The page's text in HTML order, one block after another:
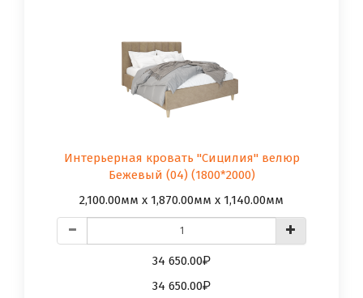
Интерьерная кровать "Сицилия" велюр
Бежевый (04) (1800*2000)
2,100.00мм x 1,870.00мм x 1,140.00мм
34 650.00
34 650.00